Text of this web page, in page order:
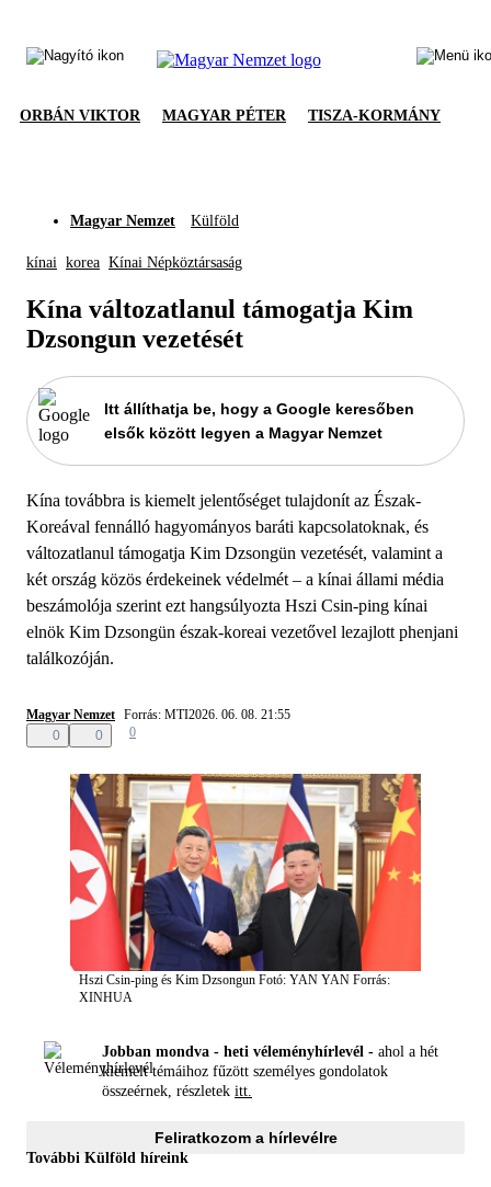
ORBÁN VIKTOR MAGYAR PÉTER TISZA-KORMÁNY
Magyar Nemzet Külföld
kínai korea Kínai Népköztársaság
Kína változatlanul támogatja Kim
Dzsongun vezetését
Itt állíthatja be, hogy a Google keresőben
elsők között legyen a Magyar Nemzet
Kína továbbra is kiemelt jelentőséget tulajdonít az Észak-
Koreával fennálló hagyományos baráti kapcsolatoknak, és
változatlanul támogatja Kim Dzsongün vezetését, valamint a
két ország közös érdekeinek védelmét – a kínai állami média
beszámolója szerint ezt hangsúlyozta Hszi Csin-ping kínai
elnök Kim Dzsongün észak-koreai vezetővel lezajlott phenjani
találkozóján.
Magyar Nemzet Forrás: MTI2026. 06. 08. 21:55
0
0 0
Hszi Csin-ping és Kim Dzsongun Fotó: YAN YAN Forrás:
XINHUA
Jobban mondva - heti véleményhírlevél - ahol a hét
kiemelt témáihoz fűzött személyes gondolatok
összeérnek, részletek itt.
Feliratkozom a hírlevélre
További Külföld híreink